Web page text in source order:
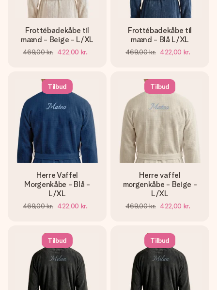
Frottébadekåbe til
mænd - Beige - L/XL
469,00 kr. 422,00 kr.
Frottébadekåbe til
mænd - Blå L/XL
469,00 kr. 422,00 kr.
Tilbud
Herre Vaffel
Morgenkåbe - Blå -
L/XL
469,00 kr. 422,00 kr.
Tilbud
Herre vaffel
morgenkåbe - Beige -
L/XL
469,00 kr. 422,00 kr.
Tilbud Tilbud